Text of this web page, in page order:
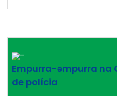
–
Empurra-empurra na
de polícia